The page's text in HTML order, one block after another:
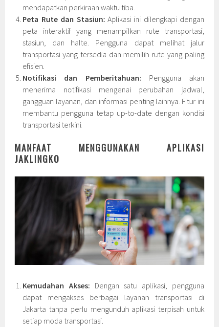
mendapatkan perkiraan waktu tiba.
Peta Rute dan Stasiun: Aplikasi ini dilengkapi dengan
peta interaktif yang menampilkan rute transportasi,
stasiun, dan halte. Pengguna dapat melihat jalur
transportasi yang tersedia dan memilih rute yang paling
efisien.
Notifikasi dan Pemberitahuan: Pengguna akan
menerima notifikasi mengenai perubahan jadwal,
gangguan layanan, dan informasi penting lainnya. Fitur ini
membantu pengguna tetap up-to-date dengan kondisi
transportasi terkini.
MANFAAT MENGGUNAKAN APLIKASI
JAKLINGKO
Kemudahan Akses: Dengan satu aplikasi, pengguna
dapat mengakses berbagai layanan transportasi di
Jakarta tanpa perlu mengunduh aplikasi terpisah untuk
setiap moda transportasi.